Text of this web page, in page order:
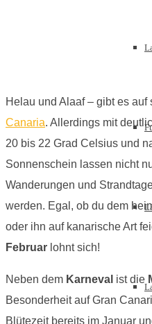
Helau und Alaaf – gibt es
Canaria. Allerdings mit
20 bis 22 Grad Celsius und
Sonnenschein lassen nicht
Wanderungen und
werden. Egal, ob du dem
oder ihn auf kanarische Art
Februar lohnt sich!
Neben dem Karneval ist die
Besonderheit auf Gran
Blütezeit bereits im Januar